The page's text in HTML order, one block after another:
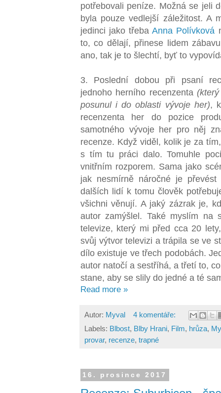
potřebovali peníze. Možná se jeli
byla pouze vedlejší záležitost. A
jedinci jako třebaAnna Polívková
to, co dělají, přinese lidem
ano, tak je to šlechtí, byť to
3. Poslední dobou při psaní
jednoho herního recenzenta
posunul i do oblasti vývoje her),
recenzenta her do pozice
samotného vývoje her pro něj
recenze. Když viděl, kolik je za
s tím tu práci dalo. Tomuhle
vnitřním rozporem. Sama jako
jak nesmírně náročné je
dalších lidí k tomu člověk
všichni věnují. A jaký zázrak je,
autor zamýšlel. Také myslím na
televize, který mi před cca 20
svůj výtvor televizi a trápila se ve
dílo existuje ve třech podobách.
autor natočí a sestříhá, a třetí to,
stane, aby se slily do jedné a té
Read more »
Autor: Myval
4 komentáře:
Labels: Blbost, Blby Hrani, Film, hrůza,
provar, recenze, trapné
16. prosince 2017